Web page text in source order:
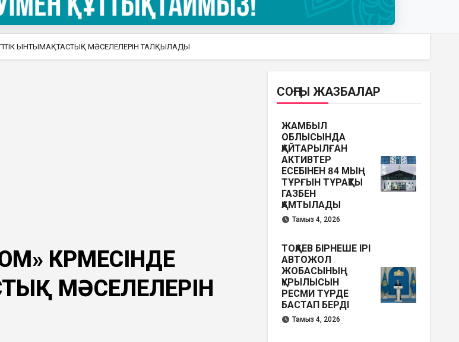
ЫНТЫМАҚТАСТЫҚ МӘСЕЛЕЛЕРІН ТАЛҚЫЛАДЫ
КӨРМЕСІНДЕ
МӘСЕЛЕЛЕРІН
СОҢҒЫ ЖАЗБАЛАР
ЖАМБЫЛ
ОБЛЫСЫНДА
ҚАЙТАРЫЛҒАН
АКТИВТЕР
ЕСЕБІНЕН 84 МЫҢ
ТҰРҒЫН ТҰРАҚТЫ
ГАЗБЕН
ҚАМТЫЛАДЫ
Тамыз 4, 2026
ТОҚАЕВ БІРНЕШЕ ІРІ
АВТОЖОЛ
ЖОБАСЫНЫҢ
ҚҰРЫЛЫСЫН
РЕСМИ ТҮРДЕ
БАСТАП БЕРДІ
Тамыз 4, 2026